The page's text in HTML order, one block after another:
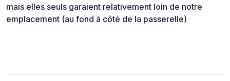
mais elles seuls garaient relativement loin de notre
emplacement (au fond à côté de la passerelle)